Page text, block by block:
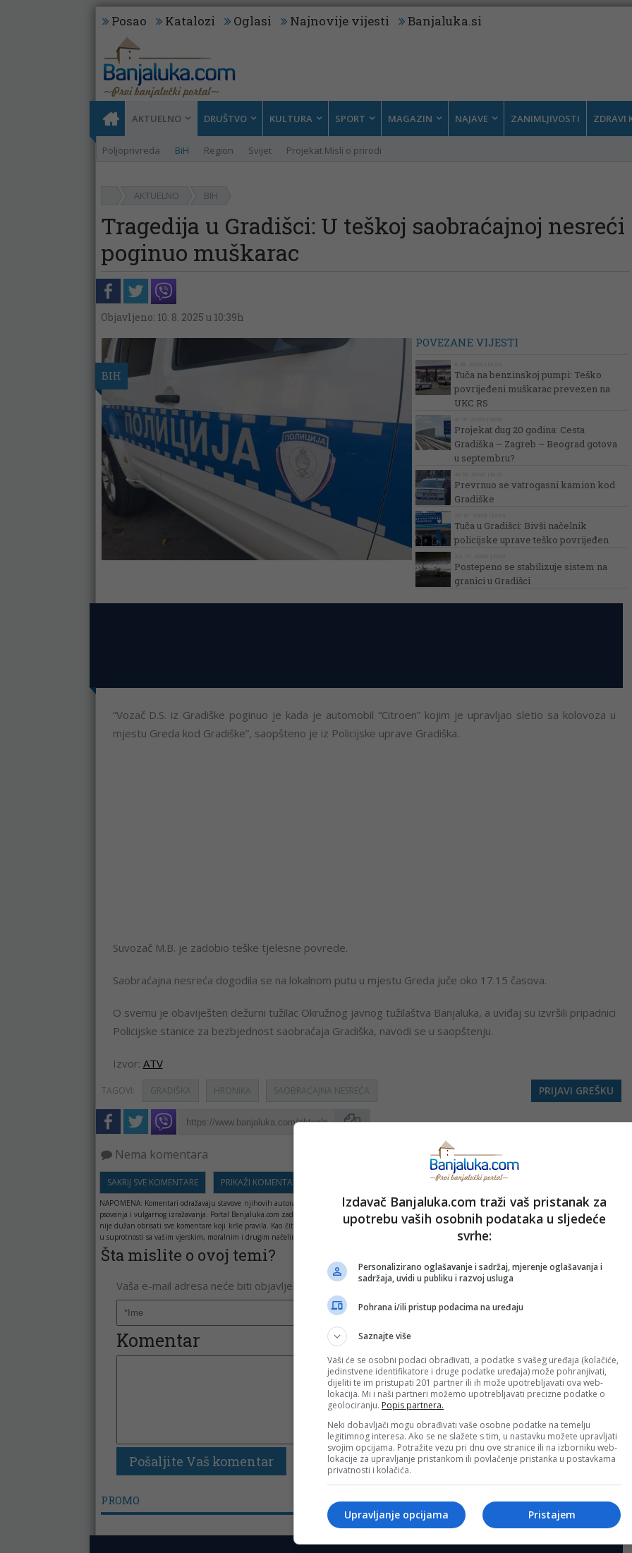
Posao Katalozi Oglasi Najnovije vijesti Banjaluka.si
AKTUELNO
Poljoprivreda BiH Region Svijet Projekat Misli o prirodi
DRUŠTVO KULTURA SPORT MAGAZIN NAJAVE ZANIMLJIVOSTI ZDRAVI
AKTUELNO BIH
Tragedija u Gradišci: U teškoj saobraćajnoj nesreći
poginuo muškarac
Objavljeno: 10. 8. 2025 u 10:39h
BIH
POVEZANE VIJESTI
Tuča na benzinskoj pumpi: Teško
povrijeđeni muškarac prevezen na
UKC RS
Projekat dug 20 godina: Cesta
Gradiška – Zagreb – Beograd gotova
u septembru?
Prevrnuo se vatrogasni kamion kod
Gradiške
Tuča u Gradišci: Bivši načelnik
policijske uprave teško povrijeđen
Postepeno se stabilizuje sistem na
granici u Gradišci
“Vozač D.S. iz Gradiške poginuo je kada je automobil “Citroen” kojim je upravljao sletio sa kolovoza u
mjestu Greda kod Gradiške”, saopšteno je iz Policijske uprave Gradiška.
Suvozač M.B. je zadobio teške tjelesne povrede.
Saobraćajna nesreća dogodila se na lokalnom putu u mjestu Greda juče oko 17.15 časova.
O svemu je obaviješten dežurni tužilac Okružnog javnog tužilaštva Banjaluka, a uviđaj su izvršili pripadnici
Policijske stanice za bezbjednost saobraćaja Gradiška, navodi se u saopštenju.
Izvor: ATV
TAGOVI: GRADIŠKA HRONIKA SAOBRAĆAJNA NESREĆA PRIJAVI GREŠKU
Nema komentara
SAKRIJ SVE KOMENTARE PRIKAŽI KOMENTARE
NAPOMENA: Komentari odražavaju stavove njihovih autora, a ne nužno i stavove internet portala Banjaluka.com. Molimo korisnike da se suzdrže od vrijeđanja,
psovanja i vulgarnog izražavanja. Portal Banjaluka.com zadržava pravo da obriše komentar bez najave i objašnjenja. Zbog velikog broja komentara Banjaluka.com
nije dužan obrisati sve komentare koji krše pravila. Kao čitalac takođe prihvatate mogućnost da među komentarima mogu biti pronađeni sadržaji koji mogu biti
u suprotnosti sa vašim vjerskim, moralnim i drugim načelima i uvjerenjima.
Šta mislite o ovoj temi?
Vaša e-mail adresa neće biti objavljena. Sva polja su obavezna!
Komentar
PROMO
Izdavač Banjaluka.com traži vaš pristanak za
upotrebu vaših osobnih podataka u sljedeće
svrhe:
Personalizirano oglašavanje i sadržaj, mjerenje oglašavanja i
sadržaja, uvidi u publiku i razvoj usluga
Pohrana i/ili pristup podacima na uređaju
Saznajte više
Vaši će se osobni podaci obrađivati, a podatke s vašeg uređaja (kolačiće,
jedinstvene identifikatore i druge podatke uređaja) može pohranjivati,
dijeliti te im pristupati 201 partner ili ih može upotrebljavati ova web-
lokacija. Mi i naši partneri možemo upotrebljavati precizne podatke o
geolociranju. Popis partnera.
Neki dobavljači mogu obrađivati vaše osobne podatke na temelju
legitimnog interesa. Ako se ne slažete s tim, u nastavku možete upravljati
svojim opcijama. Potražite vezu pri dnu ove stranice ili na izborniku web-
lokacije za upravljanje pristankom ili povlačenje pristanka u postavkama
privatnosti i kolačića.
Pristajem
Upravljanje opcijama